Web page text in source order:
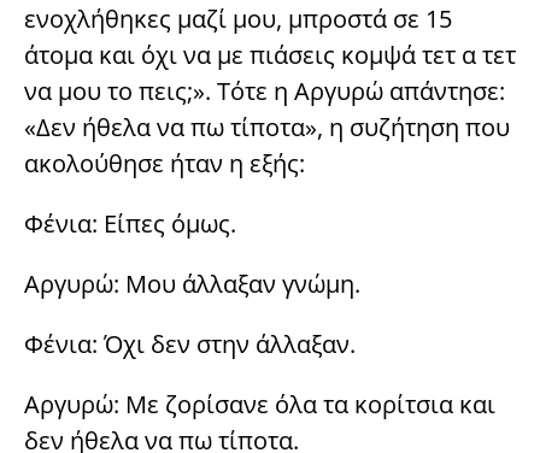
ενοχλήθηκες μαζί μου, μπροστά σε 15
άτομα και όχι να με πιάσεις κομψά τετ α τετ
να μου το πεις;». Τότε η Αργυρώ απάντησε:
«Δεν ήθελα να πω τίποτα», η συζήτηση που
ακολούθησε ήταν η εξής:
Φένια: Είπες όμως.
Αργυρώ: Μου άλλαξαν γνώμη.
Φένια: Όχι δεν στην άλλαξαν.
Αργυρώ: Με ζορίσανε όλα τα κορίτσια και
δεν ήθελα να πω τίποτα.